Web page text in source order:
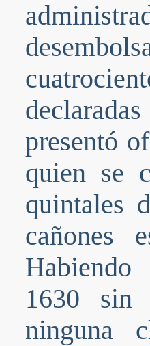
presentó
quien se
quintales
cañones
1630 sin
ninguna